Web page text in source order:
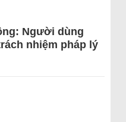
Người dùng
nhiệm pháp lý